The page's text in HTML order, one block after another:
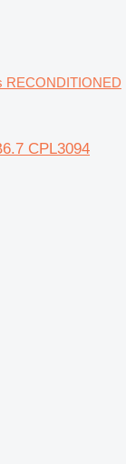
RECONDITIONED
CPL3094